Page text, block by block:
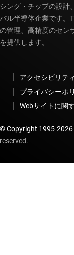
シング・チップの設計
バル半導体企業です。
の管理、高精度のセン
を提供します。
アクセシビリティ
プライバシーポ
Webサイトに関
© Copyright 1995-2026
reserved.